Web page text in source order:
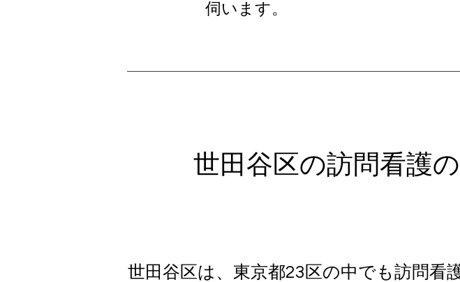
伺います。
世田谷区の訪問看護
世田谷区は、東京都23区の中でも訪問看